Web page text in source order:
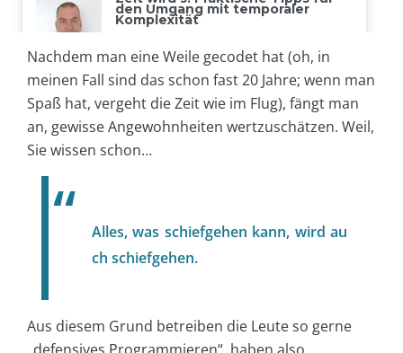
Nachdem man eine Weile gecodet hat (oh, in
meinen Fall sind das schon fast 20 Jahre; wenn man
Spaß hat, vergeht die Zeit wie im Flug), fängt man
an, gewisse Angewohnheiten wertzuschätzen. Weil,
Sie wissen schon…
Alles, was schiefgehen kann, wird au
ch schiefgehen.
Aus diesem Grund betreiben die Leute so gerne